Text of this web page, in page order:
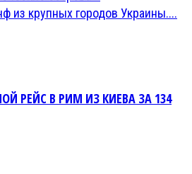
из крупных городов Украины....
РЕЙС В РИМ ИЗ КИЕВА ЗА 134